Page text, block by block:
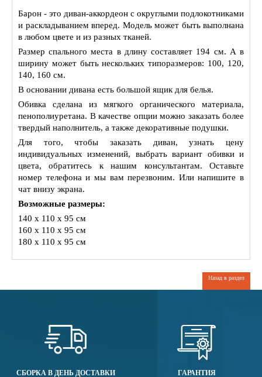
Барон - это диван-аккордеон с округлыми подлокотниками
и раскладыванием вперед. Модель может быть выполнана
в любом цвете и из разных тканей.
Размер спального места в длину составляет 194 см. А в
ширину может быть нескольких типоразмеров: 100, 120,
140, 160 см.
В основании дивана есть большой ящик для белья.
Обивка сделана из мягкого органического материала,
пенополиуретана. В качестве опции можно заказать более
твердый наполнитель, а также декоративные подушки.
Для того, чтобы заказать диван, узнать цену
индивидуальных изменений, выбрать вариант обивки и
цвета, обратитесь к нашим консультантам. Оставьте
номер телефона и мы вам перезвоним. Или напишите в
чат внизу экрана.
Возможные размеры:
140 x 110 x 95 см
160 x 110 x 95 см
180 x 110 x 95 см
Назад в раздел
СБОРКА В ДЕНЬ ДОСТАВКИ ГАРАНТИЯ